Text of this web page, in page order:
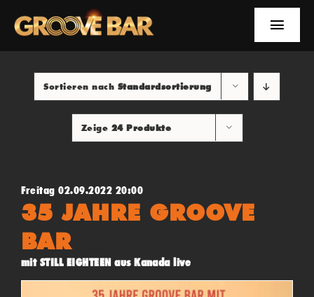
Inhalt
springen
Toggle
EVENTS
NEWS
YOUTUBE
INFOS
SUCHE
FACEBOOK
Sortieren nach Standardsortierung
Zeige 24 Produkte
Freitag 02.09.2022 20:00
35 JAHRE GROOVE
BAR
mit STILL EIGHTEEN aus Kanada live